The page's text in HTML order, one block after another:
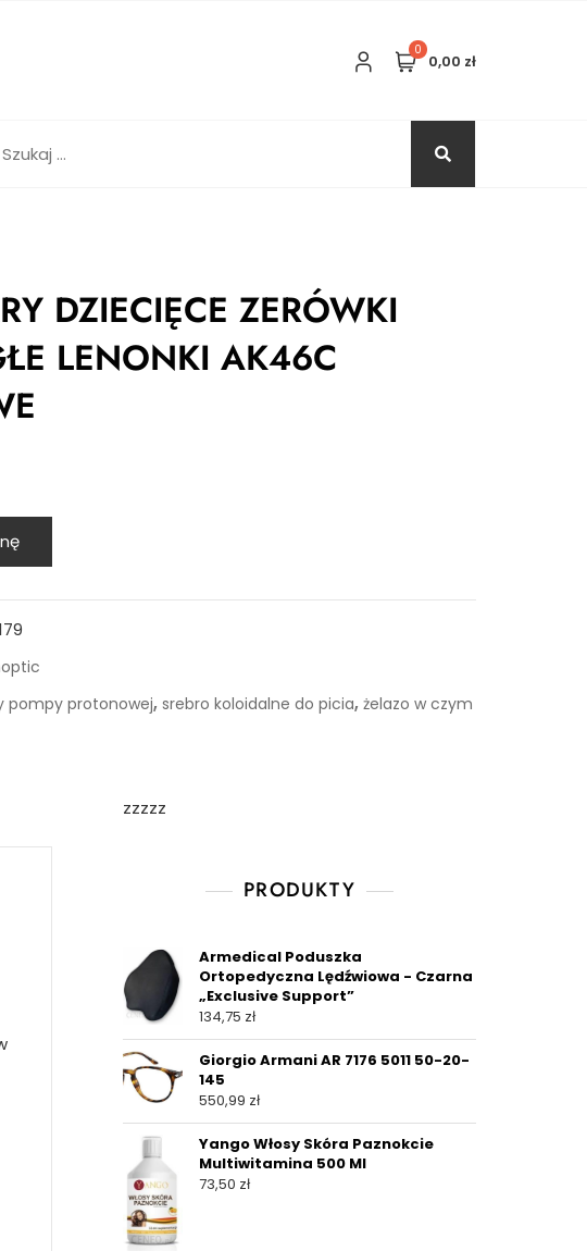
0
0,00 zł
DZIECIĘCE ZERÓWKI
LENONKI AK46C
pompy protonowej, srebro koloidalne do picia, żelazo w czym
zzzzz
PRODUKTY
Armedical Poduszka
Ortopedyczna Lędźwiowa - Czarna
„Exclusive Support”
134,75 zł
Giorgio Armani AR 7176 5011 50-20-
145
550,99 zł
Yango Włosy Skóra Paznokcie
Multiwitamina 500 Ml
73,50 zł